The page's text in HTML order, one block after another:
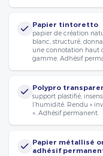
Papier tintoretto
papier de création
blanc, structuré,
une connotation haut
gamme. Adhésif
Polypro
support plastifié,
l’humidité. Rendu «
». Adhésif permanent.
Papier métallisé
adhésif